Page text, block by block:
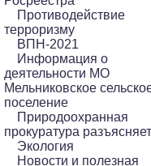
Противодействие
терроризму
ВПН-2021
Информация о
деятельности МО
Мельниковское
поселение
Природоохранная
прокуратура разъясняет
Экология
Новости и полезная